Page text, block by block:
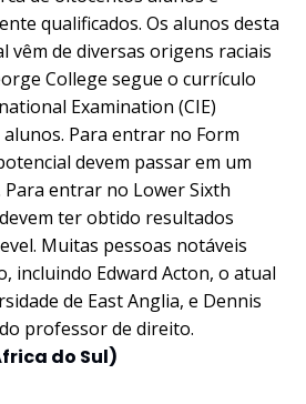
qualificados. Os alunos desta
vêm de diversas origens raciais
College segue o currículo
Examination (CIE)
Para entrar no Form
devem passar em um
Para entrar no Lower Sixth
ter obtido resultados
Muitas pessoas notáveis
incluindo Edward Acton, o atual
de East Anglia, e Dennis
professor de direito.
do Sul)